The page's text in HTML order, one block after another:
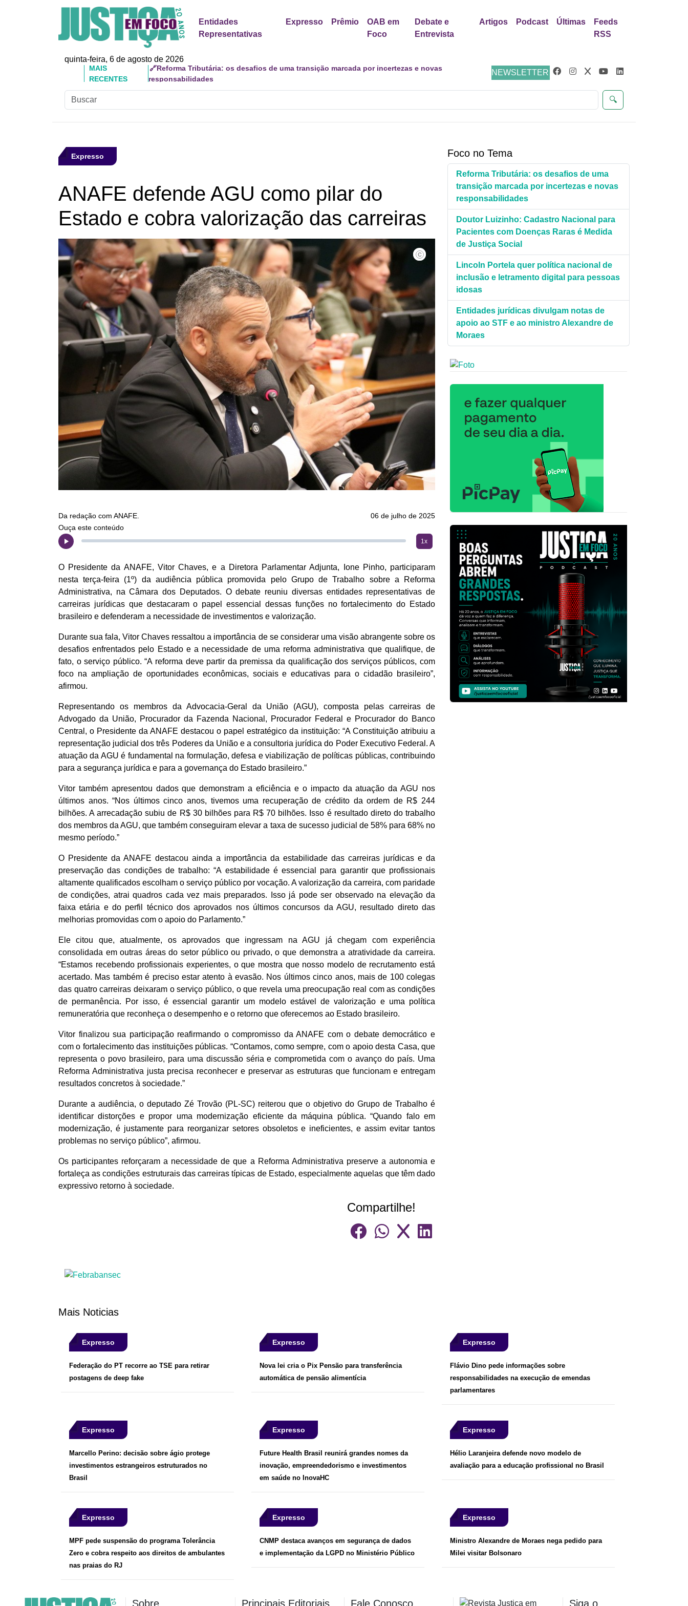
Entidades
Representativas
Expresso Prêmio
OAB em
Foco
Debate e
Entrevista
Artigos Podcast Últimas
Feeds
RSS
quinta-feira, 6 de agosto de 2026
NEWSLETTER
🔍
MAIS
RECENTES
🔗Doutor Luizinho: Cadastro Nacional para Pacientes com Doenças Raras é Medida de Justiça
Social
Expresso
ANAFE defende AGU como pilar do
Estado e cobra valorização das carreiras
ANAFE
Da redação com ANAFE.
06 de julho de 2025
Ouça este conteúdo
1x
O Presidente da ANAFE, Vitor Chaves, e a Diretora Parlamentar Adjunta, Ione Pinho, participaram
nesta terça-feira (1º) da audiência pública promovida pelo Grupo de Trabalho sobre a Reforma
Administrativa, na Câmara dos Deputados. O debate reuniu diversas entidades representativas de
carreiras jurídicas que destacaram o papel essencial dessas funções no fortalecimento do Estado
brasileiro e defenderam a necessidade de investimentos e valorização.
Durante sua fala, Vitor Chaves ressaltou a importância de se considerar uma visão abrangente sobre os
desafios enfrentados pelo Estado e a necessidade de uma reforma administrativa que qualifique, de
fato, o serviço público. “A reforma deve partir da premissa da qualificação dos serviços públicos, com
foco na ampliação de oportunidades econômicas, sociais e educativas para o cidadão brasileiro”,
afirmou.
Representando os membros da Advocacia-Geral da União (AGU), composta pelas carreiras de
Advogado da União, Procurador da Fazenda Nacional, Procurador Federal e Procurador do Banco
Central, o Presidente da ANAFE destacou o papel estratégico da instituição: “A Constituição atribuiu a
representação judicial dos três Poderes da União e a consultoria jurídica do Poder Executivo Federal. A
atuação da AGU é fundamental na formulação, defesa e viabilização de políticas públicas, contribuindo
para a segurança jurídica e para a governança do Estado brasileiro.”
Vitor também apresentou dados que demonstram a eficiência e o impacto da atuação da AGU nos
últimos anos. “Nos últimos cinco anos, tivemos uma recuperação de crédito da ordem de R$ 244
bilhões. A arrecadação subiu de R$ 30 bilhões para R$ 70 bilhões. Isso é resultado direto do trabalho
dos membros da AGU, que também conseguiram elevar a taxa de sucesso judicial de 58% para 68% no
mesmo período.”
O Presidente da ANAFE destacou ainda a importância da estabilidade das carreiras jurídicas e da
preservação das condições de trabalho: “A estabilidade é essencial para garantir que profissionais
altamente qualificados escolham o serviço público por vocação. A valorização da carreira, com paridade
de condições, atrai quadros cada vez mais preparados. Isso já pode ser observado na elevação da
faixa etária e do perfil técnico dos aprovados nos últimos concursos da AGU, resultado direto das
melhorias promovidas com o apoio do Parlamento.”
Ele citou que, atualmente, os aprovados que ingressam na AGU já chegam com experiência
consolidada em outras áreas do setor público ou privado, o que demonstra a atratividade da carreira.
“Estamos recebendo profissionais experientes, o que mostra que nosso modelo de recrutamento está
acertado. Mas também é preciso estar atento à evasão. Nos últimos cinco anos, mais de 100 colegas
das quatro carreiras deixaram o serviço público, o que revela uma preocupação real com as condições
de permanência. Por isso, é essencial garantir um modelo estável de valorização e uma política
remuneratória que reconheça o desempenho e o retorno que oferecemos ao Estado brasileiro.
Vitor finalizou sua participação reafirmando o compromisso da ANAFE com o debate democrático e
com o fortalecimento das instituições públicas. “Contamos, como sempre, com o apoio desta Casa, que
representa o povo brasileiro, para uma discussão séria e comprometida com o avanço do país. Uma
Reforma Administrativa justa precisa reconhecer e preservar as estruturas que funcionam e entregam
resultados concretos à sociedade.”
Durante a audiência, o deputado Zé Trovão (PL-SC) reiterou que o objetivo do Grupo de Trabalho é
identificar distorções e propor uma modernização eficiente da máquina pública. “Quando falo em
modernização, é justamente para reorganizar setores obsoletos e ineficientes, e assim evitar tantos
problemas no serviço público”, afirmou.
Os participantes reforçaram a necessidade de que a Reforma Administrativa preserve a autonomia e
fortaleça as condições estruturais das carreiras típicas de Estado, especialmente aquelas que têm dado
expressivo retorno à sociedade.
Compartilhe!
Foco no Tema
Reforma Tributária: os desafios de uma
transição marcada por incertezas e novas
responsabilidades
Doutor Luizinho: Cadastro Nacional para
Pacientes com Doenças Raras é Medida
de Justiça Social
Lincoln Portela quer política nacional de
inclusão e letramento digital para pessoas
idosas
Entidades jurídicas divulgam notas de
apoio ao STF e ao ministro Alexandre de
Moraes
Mais Noticias
Expresso
Federação do PT recorre ao TSE para retirar
postagens de deep fake
Expresso
Nova lei cria o Pix Pensão para transferência
automática de pensão alimentícia
Expresso
Flávio Dino pede informações sobre
responsabilidades na execução de emendas
parlamentares
Expresso
Marcello Perino: decisão sobre ágio protege
investimentos estrangeiros estruturados no
Brasil
Expresso
Future Health Brasil reunirá grandes nomes da
inovação, empreendedorismo e investimentos
em saúde no InovaHC
Expresso
Hélio Laranjeira defende novo modelo de
avaliação para a educação profissional no Brasil
Expresso
MPF pede suspensão do programa Tolerância
Zero e cobra respeito aos direitos de ambulantes
nas praias do RJ
Expresso
CNMP destaca avanços em segurança de dados
e implementação da LGPD no Ministério Público
Expresso
Ministro Alexandre de Moraes nega pedido para
Milei visitar Bolsonaro
Sobre Principais Editoriais Fale Conosco Siga o